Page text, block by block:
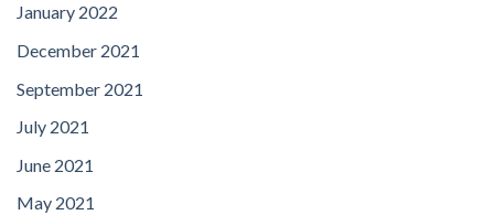
January 2022
December 2021
September 2021
July 2021
June 2021
May 2021